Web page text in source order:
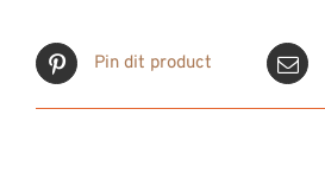
Pin dit product